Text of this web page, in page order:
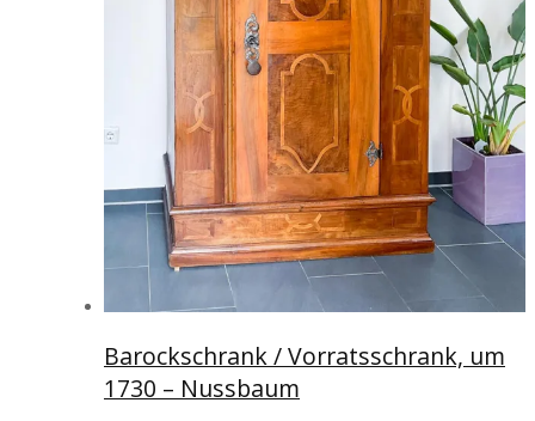
Barockschrank / Vorratsschrank, um
1730 – Nussbaum